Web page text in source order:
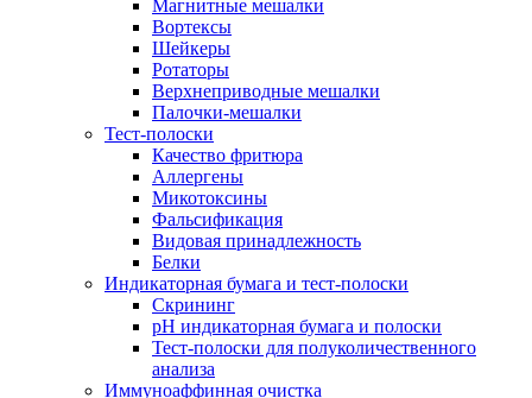
Магнитные мешалки
Вортексы
Шейкеры
Ротаторы
Верхнеприводные мешалки
Палочки-мешалки
Тест-полоски
Качество фритюра
Аллергены
Микотоксины
Фальсификация
Видовая принадлежность
Белки
Индикаторная бумага и тест-полоски
Скрининг
pH индикаторная бумага и полоски
Тест-полоски для полуколичественного
анализа
Иммуноаффинная очистка